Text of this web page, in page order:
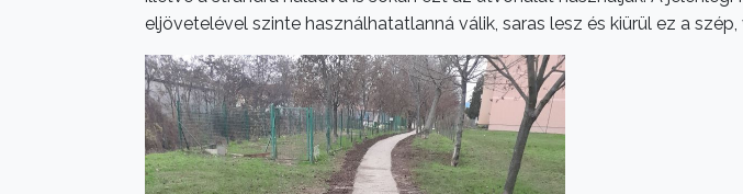
eljövetelével szinte használhatatlanná válik, saras lesz és kiürül ez a szép,